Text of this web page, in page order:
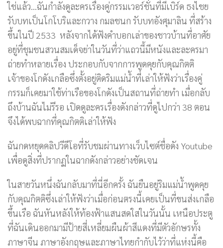
ใช่แล้ว…ฉันกำลังดูละครเรื่องคู่กรรมเวอร์ชั่นที่มีเบิร์ด ธงไชย
รับบทเป็นโกโบริและกวาง กมลชนก รับบทอังศุมาลิน ที่สร้าง
ขึ้นในปี 2533 หลังจากได้ฟังคำบอกเล่าของชาวบ้านที่อาศัย
อยู่ที่ชุมชนสวนสมเด็จย่าในวันที่ว่าแถวนี้มีหนังและละครมา
ถ่ายทำหลายเรื่อง ประกอบกับจากการพูดคุยกับคุณกิตติ
เจ้าของโกดังเกลือซึ่งตั้งอยู่ติดริมแม่น้ำที่เล่าให้ฟังว่าเรื่องคู่
กรรมก็เคยมาใช้ท่าเรือของโกดังเป็นสถานที่ถ่ายทำ เมื่อกลับ
ถึงบ้านฉันไม่รีรอ เปิดดูละครเรื่องดังกล่าวที่ดูไปกว่า 38 ตอน
จึงได้พบฉากที่คุณกิตติเล่าให้ฟัง
ฉันกดหยุดคลิปวีดีโอที่รับชมผ่านทางเว็บไซต์ชื่อดัง Youtube
เพื่อดูสิ่งที่ปรากฏในฉากดังกล่าวอย่างชัดเจน
ในสายวันหนึ่งฉันกลับมาที่นี่อีกครั้ง ฉันยืนอยู่ริมแม่น้ำพูดคุย
กับคุณกิตติซึ่งเล่าให้ฟังว่าเมื่อก่อนตรงนี้เคยเป็นที่ขนส่งเกลือ
ขึ้นเรือ ฉันหันหลังให้ท้องฟ้าแสนสดใสในวันนั้น เหนือประตู
ที่ฉันเดินออกมามีป้ายสี่เหลี่ยมผืนผ้าสีแดงที่มีตัวอักษรทั้ง
ภาษาจีน ภาษาอังกฤษและภาษาไทยกำกับไว้ว่าที่แห่งนี้คือ